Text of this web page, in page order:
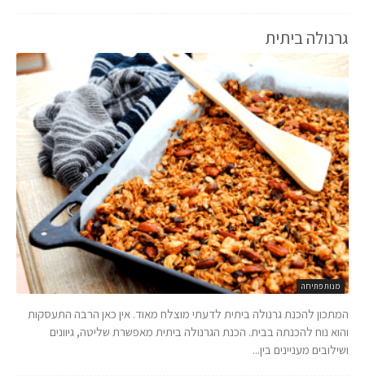
גרנולה ביתית
מנות פתיחה
המתכון להכנת גרנולה ביתית לדעתי מוצלח מאוד. אין כאן הרבה התעסקות
והוא נוח להכנתה בבית. הכנת הגרנולה ביתית מאפשרת שליטה, גיוונים
ושילובים מעניינים בין...